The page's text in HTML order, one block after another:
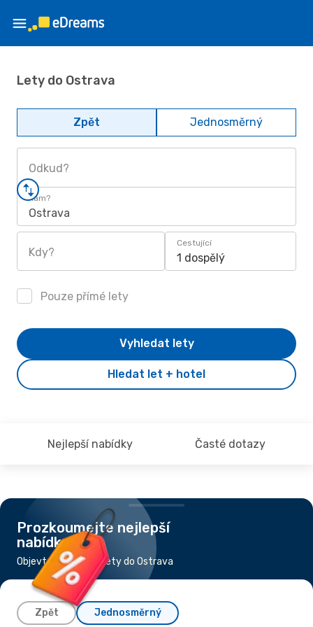
Lety do Ostrava
Zpět Jednosměrný
Odkud?
Kam?
Ostrava
Kdy?
Cestující
1 dospělý
Pouze přímé lety
Hledat let + hotel
Vyhledat lety
Nejlepší nabídky Časté dotazy
Prozkoumejte nejlepší
nabídky
Objevte nejlevnější lety do Ostrava
Zpět Jednosměrný